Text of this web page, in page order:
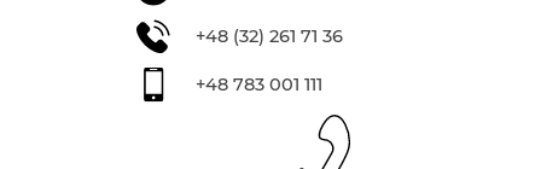
+48 (32) 261 71 36
+48 783 001 111